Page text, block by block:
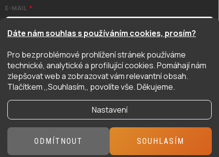
Dáte nám souhlas s používáním cookies, prosím?
Pro bezproblémové prohlížení stránek používáme
technické, analytické a profilující cookies. Pomáhají nám
zlepšovat web a zobrazovat vám relevantní obsah.
Tlačítkem ,,Souhlasím,, povolíte vše. Děkujeme.
Nastavení
ODMÍTNOUT SOUHLASÍM
E-MAIL
Odesláním potvrzuji, že jsem se seznámil/a se zásadami
ochrany osobních údajů. Úplné znění naleznetezde
PŘIHLÁSIT SE
Vytvořil Shoptet
Copyright 2026Hyper Hobby . Všechna práva vyhrazena.